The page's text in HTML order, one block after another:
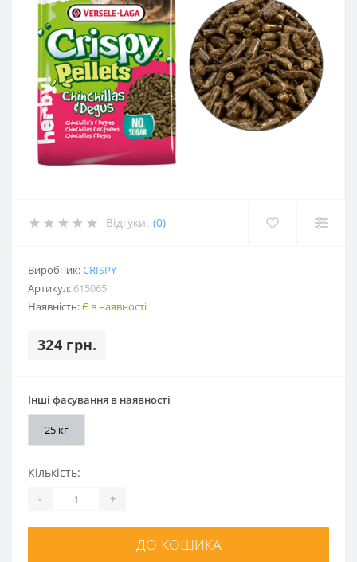
Відгуки: (0)
Виробник:CRISPY
Артикул: 615065
Наявність:Є в наявності
324 грн.
Інші фасування в наявності
25 кг
Кількість:
- +
ДО КОШИКА